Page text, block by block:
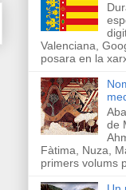
Valenciana,
posara en la
de
Fàtima, Nuza,
primers volums